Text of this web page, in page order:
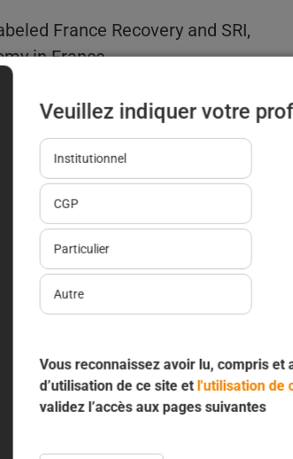
France Recovery and SRI,
in France.
BIOCORP: AARDEX® Group and BIOCORP recruited by Trials@Home – Decentralized Clinical Trial Centre of Excellence
Veuillez indiquer votre
Institutionnel
CGP
Particulier
Autre
Vous reconnaissez avoir lu, compris et
d’utilisation de ce site et l'utilisation de
validez l’accès aux pages suivantes